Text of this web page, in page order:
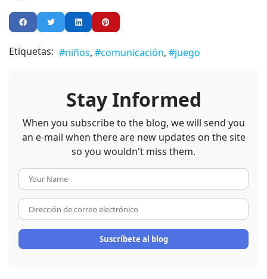
Etiquetas: niños comunicación juego
Stay Informed
When you subscribe to the blog, we will send you
an e-mail when there are new updates on the site
so you wouldn't miss them.
Dirección de correo
Suscríbete al blog